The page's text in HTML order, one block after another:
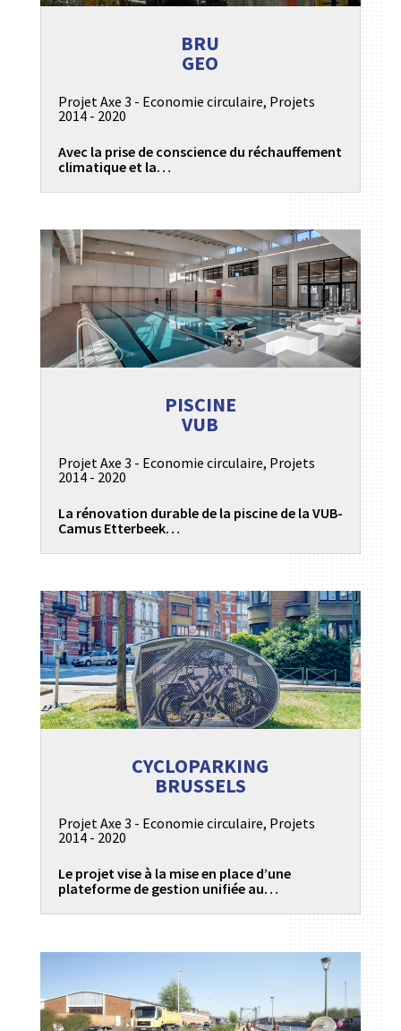
BRU
GEO
Projet Axe 3 - Economie circulaire, Projets
2014 - 2020
Avec la prise de conscience du réchauffement
climatique et la…
PISCINE
VUB
Projet Axe 3 - Economie circulaire, Projets
2014 - 2020
La rénovation durable de la piscine de la VUB-
Camus Etterbeek…
CYCLOPARKING
BRUSSELS
Projet Axe 3 - Economie circulaire, Projets
2014 - 2020
Le projet vise à la mise en place d’une
plateforme de gestion unifiée au…